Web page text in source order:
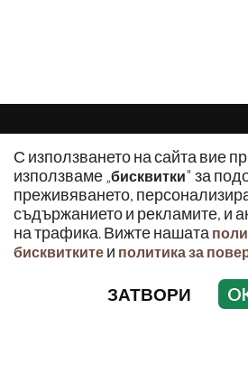
С използването на сайта вие
използваме „бисквитки" за
преживяването,
съдържанието и рекламите, и
на трафика. Вижте нашата
бисквитките и политика за
ЗАТВОРИ